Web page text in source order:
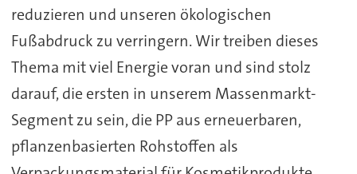
reduzieren und unseren ökologischen
Fußabdruck zu verringern. Wir treiben dieses
Thema mit viel Energie voran und sind stolz
darauf, die ersten in unserem Massenmarkt-
Segment zu sein, die PP aus erneuerbaren,
pflanzenbasierten Rohstoffen als